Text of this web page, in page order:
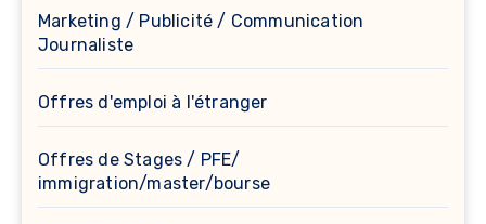
Marketing / Publicité / Communication
Journaliste
Offres d'emploi à l'étranger
Offres de Stages / PFE/
immigration/master/bourse